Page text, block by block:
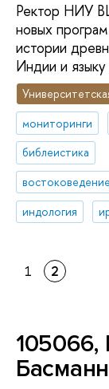
Ректор НИУ
новых
истории
Индии и
мониторинги
библеистика
индология
1 2
105066,